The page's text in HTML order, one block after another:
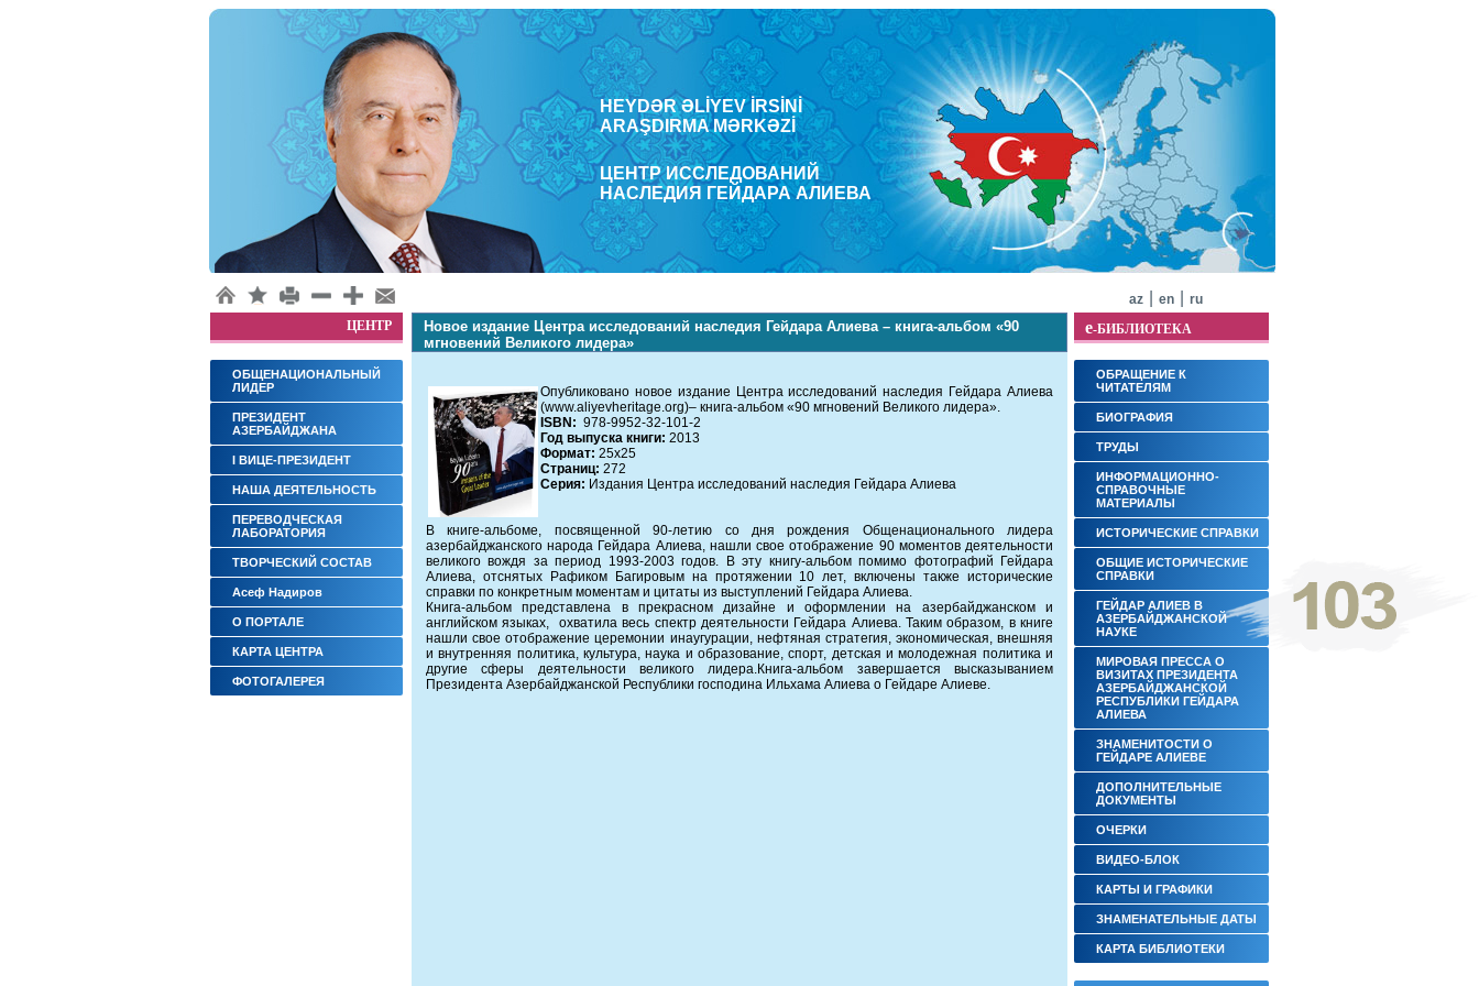
HEYDƏR ƏLİYEV İRSİNİ
ARAŞDΙRMA MƏRKƏZİ
ЦЕНТР ИССЛЕДОВАНИЙ
НАСЛЕДИЯ ГЕЙДАРА АЛИЕВА
az en
ru
ЦЕНТР
ОБЩЕНАЦИОНАЛЬНЫЙ
ЛИДЕР
ПРЕЗИДЕНТ
АЗЕРБАЙДЖАНА
I ВИЦЕ-ПРЕЗИДЕНТ
НАША ДЕЯТЕЛЬНОСТЬ
ПЕРЕВОДЧЕСКАЯ
ЛАБОРАТОРИЯ
ТВОРЧЕСКИЙ СОСТАВ
Асеф Надиров
О ПОРТАЛЕ
КАРТА ЦЕНТРА
ФОТОГАЛЕРЕЯ
e-БИБЛИОТЕКА
ОБРАЩЕНИЕ К
ЧИТАТЕЛЯМ
БИОГРАФИЯ
ТРУДЫ
ИНФОРМАЦИОННО-
СПРАВОЧНЫЕ
МАТЕРИАЛЫ
ИСТОРИЧЕСКИЕ СПРАВКИ
ОБЩИЕ ИСТОРИЧЕСКИЕ
СПРАВКИ
ГЕЙДАР АЛИЕВ В
АЗЕРБАЙДЖАНСКОЙ
НАУКЕ
МИРОВАЯ ПРЕССА О
ВИЗИТАХ ПРЕЗИДЕНТА
АЗЕРБАЙДЖАНСКОЙ
РЕСПУБЛИКИ ГЕЙДАРА
АЛИЕВА
ЗНАМЕНИТОСТИ О
ГЕЙДАРЕ АЛИЕВЕ
ДОПОЛНИТЕЛЬНЫЕ
ДОКУМЕНТЫ ‎
ОЧЕРКИ
ВИДЕО-БЛОК
КАРТЫ И ГРАФИКИ
ЗНАМЕНАТЕЛЬНЫЕ ДАТЫ
КАРТА БИБЛИОТЕКИ
Новое издание Центра исследований наследия Гейдара Алиева – книга-альбом «90
мгновений Великого лидера»
Опубликовано новое издание Центра исследований наследия Гейдара Алиева
(www.aliyevheritage.org)– книга-альбом «90 мгновений Великого лидера».
ISBN: 978-9952-32-101-2
Год выпуска книги: 2013
Формат: 25x25
Страниц: 272
Серия: Издания Центра исследований наследия Гейдара Алиева
В книге-альбоме, посвященной 90-летию со дня рождения Общенационального лидера
азербайджанского народа Гейдара Алиева, нашли свое отображение 90 моментов деятельности
великого вождя за период 1993-2003 годов. В эту книгу-альбом помимо фотографий Гейдара
Алиева, отснятых Рафиком Багировым на протяжении 10 лет, включены также исторические
справки по конкретным моментам и цитаты из выступлений Гейдара Алиева.
Книга-альбом представлена в прекрасном дизайне и оформлении на азербайджанском и
английском языках, охватила весь спектр деятельности Гейдара Алиева. Таким образом, в книге
нашли свое отображение церемонии инаугурации, нефтяная стратегия, экономическая, внешняя
и внутренняя политика, культура, наука и образование, спорт, детская и молодежная политика и
другие сферы деятельности великого лидера.Книга-альбом завершается высказыванием
Президента Азербайджанской Республики господина Ильхама Алиева о Гейдаре Алиеве.